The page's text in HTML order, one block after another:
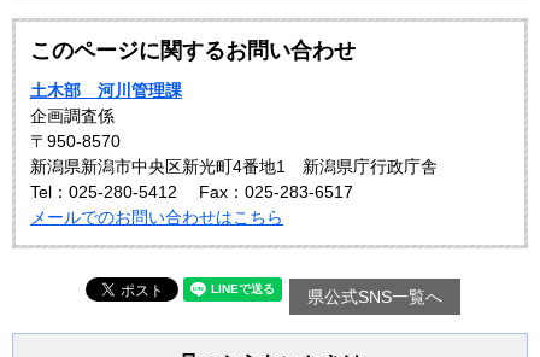
このページに関するお問い合わせ
土木部 河川管理課
企画調査係
〒950-8570
新潟県新潟市中央区新光町4番地1 新潟県庁行政庁舎
Tel：025-280-5412
Fax：025-283-6517
メールでのお問い合わせはこちら
県公式SNS一覧へ